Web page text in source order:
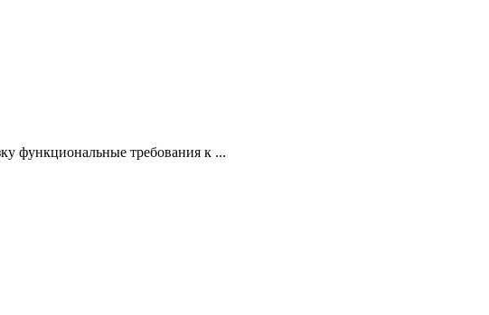
функциональные требования к ...